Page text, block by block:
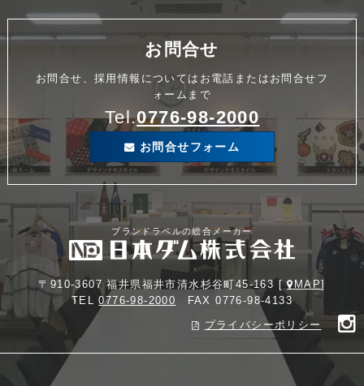
お問合せ
お問合せ、採用情報についてはお電話またはお問合せフ
ォームまで
Tel.0776-98-2000
お問合せフォーム
ブランドラベルの総合メーカー
〒910-3607 福井県福井市清水杉谷町45-163 [ MAP]
TEL0776-98-2000 FAX 0776-98-4133
プライバシーポリシー